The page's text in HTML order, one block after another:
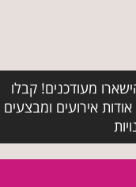
מעודכנים! קבלו
אירועים ומבצעים